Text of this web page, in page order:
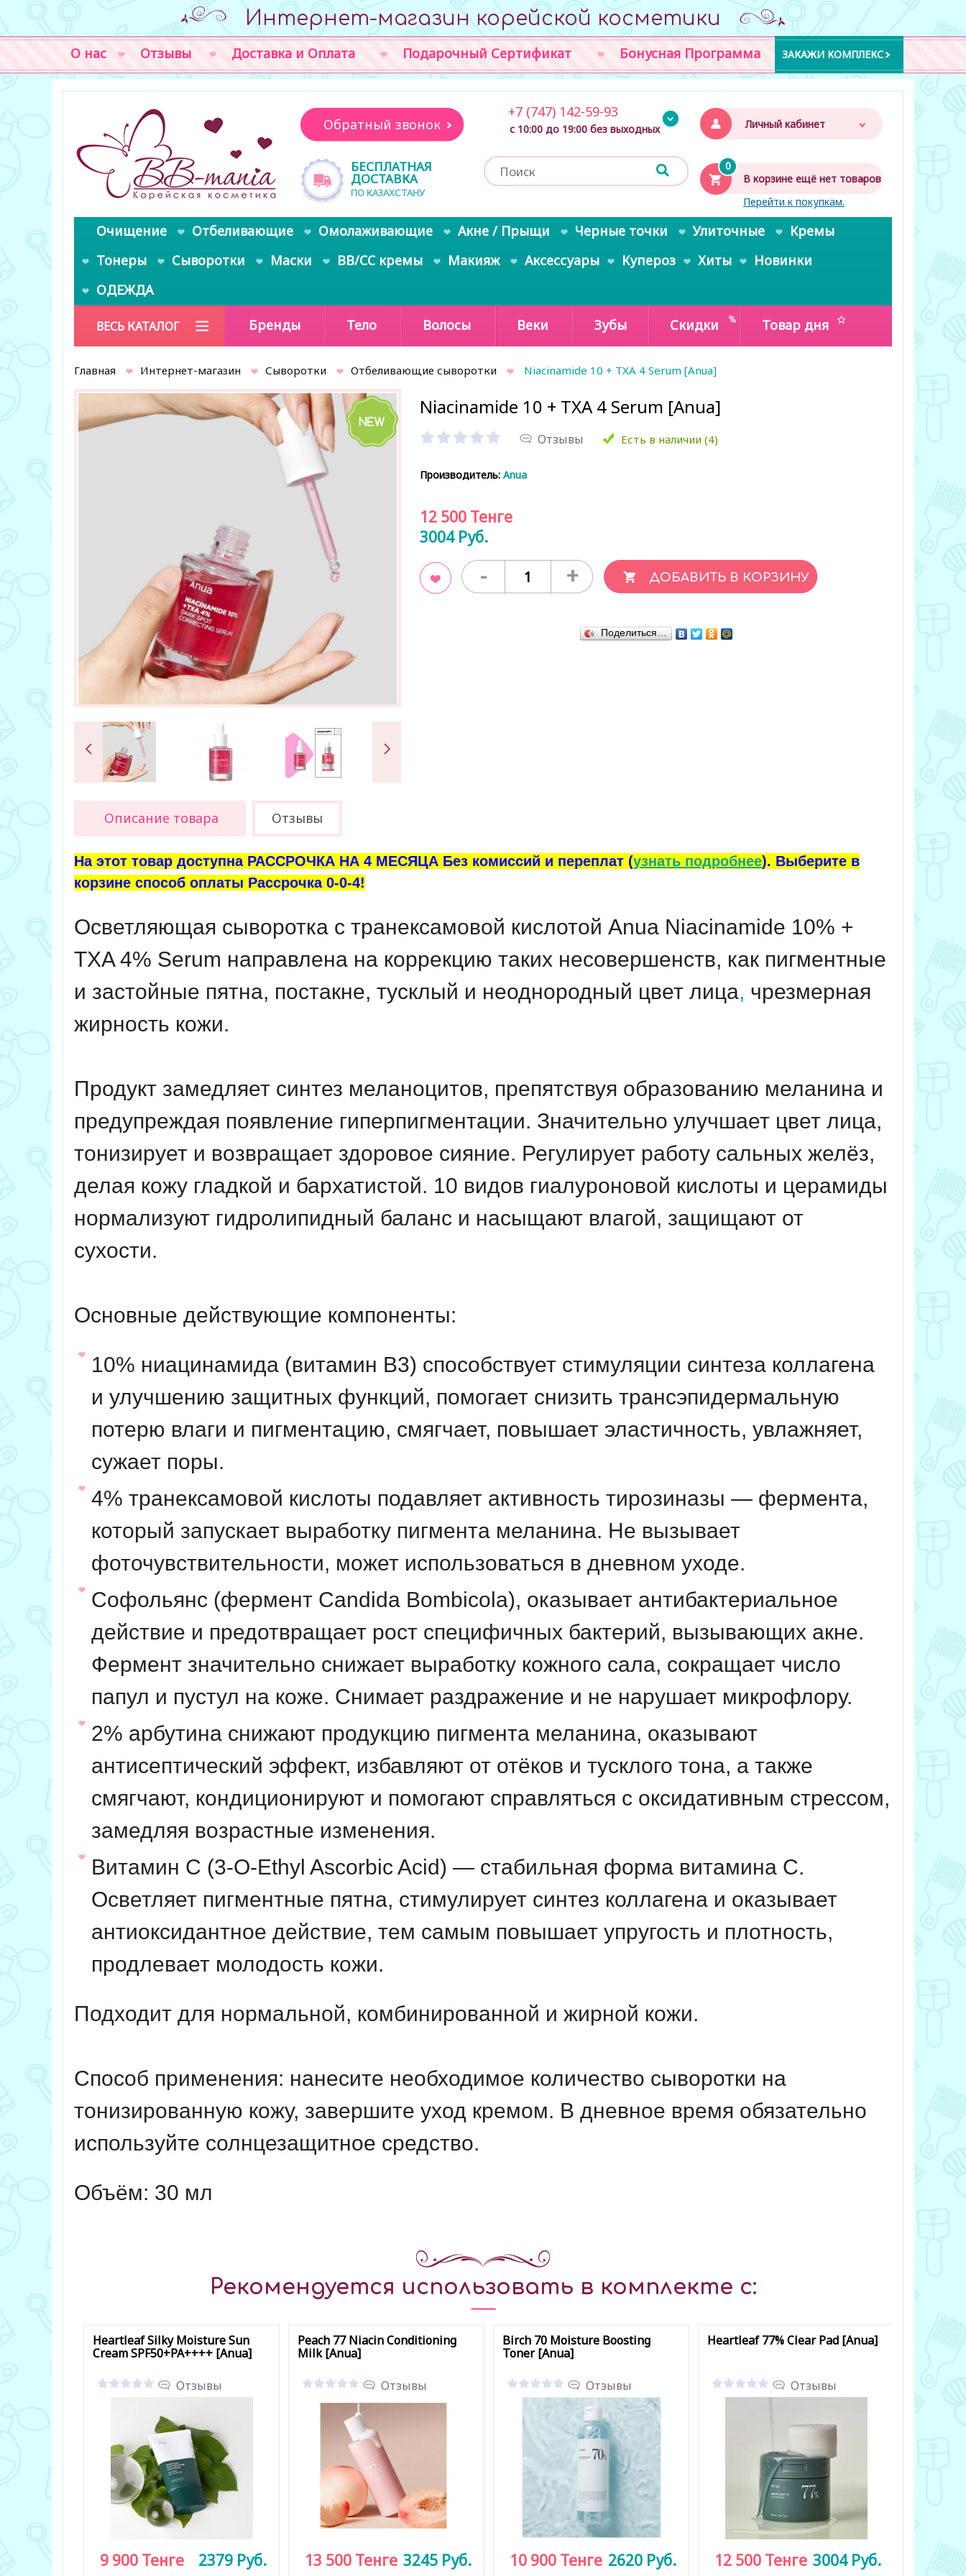
Интернет-магазин корейской косметики
О нас Отзывы Доставка и Оплата Подарочный Сертификат Бонусная Программа ЗАКАЖИ КОМПЛЕКС
Личный кабинет
0
В корзине ещё нет товаров
Перейти к покупкам.
Обратный звонок
БЕСПЛАТНАЯ
ДОСТАВКА
ПО КАЗАХСТАНУ
+7 (747) 142-59-93
с 10:00 до 19:00 без выходных
Очищение Отбеливающие Омолаживающие Акне / Прыщи Черные точки Улиточные
Кремы
Тонеры
Сыворотки Маски BB/CC кремы Макияж Аксессуары Купероз Хиты
Новинки
ОДЕЖДА
ВЕСЬ КАТАЛОГ Бренды Тело Волосы Веки Зубы Скидки Товар дня
Главная Интернет-магазин Сыворотки Отбеливающие сыворотки Niacinamide 10 + TXA 4 Serum [Anua]
Niacinamide 10 + TXA 4 Serum [Anua]
Отзывы Есть в наличии (4)
Производитель:Anua
12 500 Тенге
3004 Руб.
- +
Поделиться…
Описание товара Отзывы
На этот товар доступна РАССРОЧКА НА 4 МЕСЯЦА Без комиссий и переплат (узнать подробнее). Выберите в
корзине способ оплаты Рассрочка 0-0-4!
Осветляющая сыворотка с транексамовой кислотой Anua Niacinamide 10% +
TXA 4% Serum направлена на коррекцию таких несовершенств, как пигментные
и застойные пятна, постакне, тусклый и неоднородный цвет лица, чрезмерная
жирность кожи.
Продукт замедляет синтез меланоцитов, препятствуя образованию меланина и
предупреждая появление гиперпигментации. Значительно улучшает цвет лица,
тонизирует и возвращает здоровое сияние. Регулирует работу сальных желёз,
делая кожу гладкой и бархатистой. 10 видов гиалуроновой кислоты и церамиды
нормализуют гидролипидный баланс и насыщают влагой, защищают от
сухости.
Основные действующие компоненты:
10% ниацинамида (витамин B3) способствует стимуляции синтеза коллагена
и улучшению защитных функций, помогает снизить трансэпидермальную
потерю влаги и пигментацию, смягчает, повышает эластичность, увлажняет,
сужает поры.
4% транексамовой кислоты подавляет активность тирозиназы — фермента,
который запускает выработку пигмента меланина. Не вызывает
фоточувствительности, может использоваться в дневном уходе.
Софольянс (фермент Candida Bombicola), оказывает антибактериальное
действие и предотвращает рост специфичных бактерий, вызывающих акне.
Фермент значительно снижает выработку кожного сала, сокращает число
папул и пустул на коже. Снимает раздражение и не нарушает микрофлору.
2% арбутина снижают продукцию пигмента меланина, оказывают
антисептический эффект, избавляют от отёков и тусклого тона, а также
смягчают, кондиционируют и помогают справляться с оксидативным стрессом,
замедляя возрастные изменения.
Витамин С (3-О-Ethyl Ascorbic Acid) — стабильная форма витамина C.
Осветляет пигментные пятна, стимулирует синтез коллагена и оказывает
антиоксидантное действие, тем самым повышает упругость и плотность,
продлевает молодость кожи.
Подходит для нормальной, комбинированной и жирной кожи.
Способ применения: нанесите необходимое количество сыворотки на
тонизированную кожу, завершите уход кремом. В дневное время обязательно
используйте солнцезащитное средство.
Объём: 30 мл
Рекомендуется использовать в комплекте с:
Heartleaf Silky Moisture Sun
Cream SPF50+PA++++ [Anua]
Отзывы
9 900 Тенге 2379 Руб.
Peach 77 Niacin Conditioning
Milk [Anua]
Отзывы
13 500 Тенге 3245 Руб.
Birch 70 Moisture Boosting
Toner [Anua]
Отзывы
10 900 Тенге 2620 Руб.
Heartleaf 77% Clear Pad [Anua]
Отзывы
12 500 Тенге 3004 Руб.